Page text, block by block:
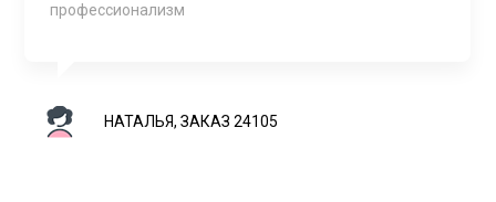
профессионализм
НАТАЛЬЯ, ЗАКАЗ 24105